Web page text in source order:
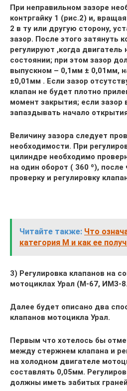
При неправильном зазоре
контргайку 1 (рис.2) и,
2 в ту или другую сторону,
зазор. После этого затянуть
регулируют ,когда двигатель
состоянии; при этом зазор
выпускном – 0,1мм ± 0,01мм,
±0,01мм . Если зазор
клапан не будет плотно
момент закрытия; если зазор
запаздывать начало
Величину зазора следует
необходимости. При
цилиндре необходимо
на один оборот ( 360 º), после
проверку и регулировку
Читайте также: Что
категория М и как ее
3) Регулировка клапанов на
мотоциклах Урал (М-67, ИМЗ-
Далее будет описано два
клапанов мотоцикла Урал.
Первым что хотелось бы
между стержнем клапана и
на холодном двигателе
составлять 0,05мм.
должны иметь забитых